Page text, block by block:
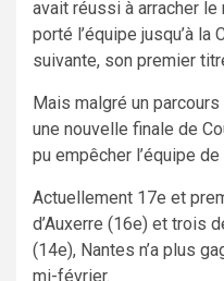
avait réussi à arracher
porté l’équipe jusqu’à la
suivante, son premier
Mais malgré un
une nouvelle finale de
pu empêcher l’équipe
Actuellement 17e et
d’Auxerre (16e) et trois
(14e), Nantes n’a plus
mi-février.